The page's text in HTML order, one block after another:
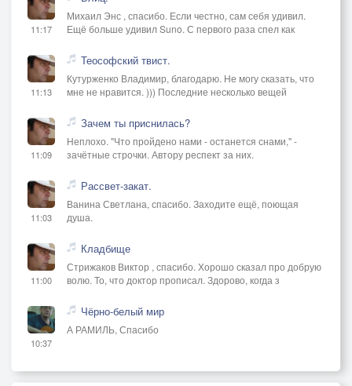
11:17
Михаил Энс , спасибо. Если честно, сам себя удивил.
Ещё больше удивил Suno. С первого раза спел как
11:13
Теософский твист.
Кутурженко Владимир, благодарю. Не могу сказать, что
мне не нравится. ))) Последние несколько вещей
11:09
Зачем ты приснилась?
Неплохо. "Что пройдено нами - останется снами," -
зачётные строчки. Автору респект за них.
11:03
Рассвет-закат.
Ванина Светлана, спасибо. Заходите ещё, поющая
душа.
11:00
Кладбище
Стрижаков Виктор , спасибо. Хорошо сказал про добрую
волю. То, что доктор прописал. Здорово, когда з
10:37
Чёрно-белый мир
А РАМИЛЬ, Спасибо